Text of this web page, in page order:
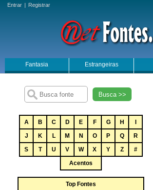
Entrar | Registrar
Fantasia Estrangeiras
Busca >>
A B C D E F G H
J
K L M N O P Q
R
S
T U V W X Y Z
#
Acentos
Top Fontes